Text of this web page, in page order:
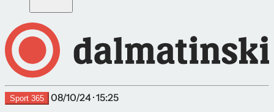
Sport 365 08/10/24 · 15:25